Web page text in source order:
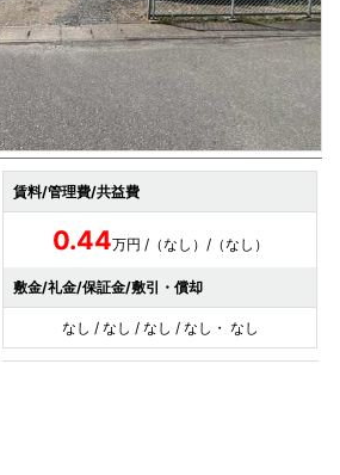
賃料/管理費/共益費
0.44万円 /（なし）/（なし）
敷金/礼金/保証金/敷引・償却
なし / なし / なし / なし・ なし